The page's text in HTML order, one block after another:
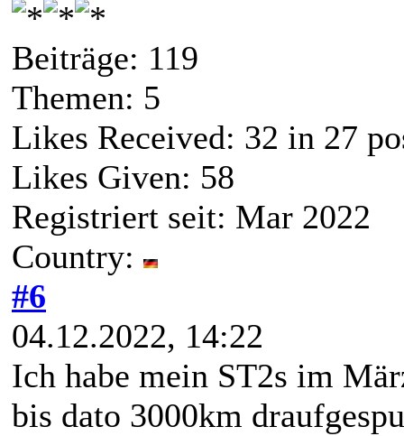
Beiträge: 119
Themen: 5
Likes Received: 32 in 27
Likes Given: 58
Registriert seit: Mar 2022
Country:
#6
04.12.2022, 14:22
Ich habe mein ST2s im
bis dato 3000km